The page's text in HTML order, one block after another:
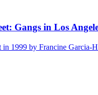
Gangs in Los
1999 by Francine Garcia-